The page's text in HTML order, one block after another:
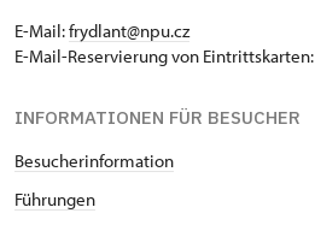
E-Mail:frydlant@npu.cz
E-Mail-Reservierung von Eintrittskarten:
INFORMATIONEN FÜR BESUCHER
Besucherinformation
Führungen